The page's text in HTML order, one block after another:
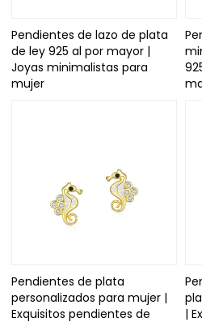
Pendientes de lazo de plata
de ley 925 al por mayor |
Joyas minimalistas para
mujer
Pendientes de plata
personalizados para mujer |
Exquisitos pendientes de
|